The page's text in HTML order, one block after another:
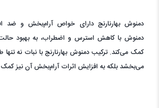
دمنوش بهارنارنج دارای خواص آرام‌بخش و ضد
دمنوش با کاهش استرس و اضطراب، به بهبود
کمک می‌کند. ترکیب دمنوش بهارنارنج با نبات نه تنها
می‌بخشد بلکه به افزایش اثرات آرام‌بخش آن نیز